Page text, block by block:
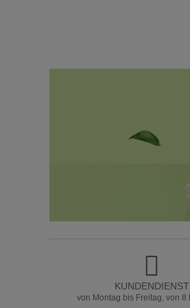
KUNDENDIENST
von Montag bis Freitag, von 8